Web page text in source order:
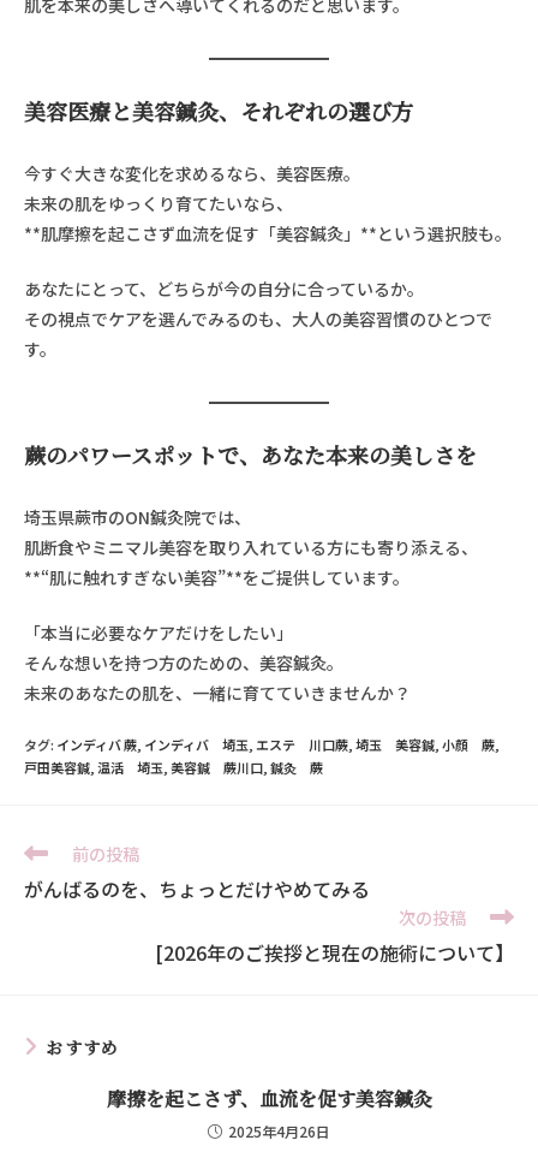
肌を本来の美しさへ導いてくれるのだと思います。
美容医療と美容鍼灸、それぞれの選び方
今すぐ大きな変化を求めるなら、美容医療。
未来の肌をゆっくり育てたいなら、
**肌摩擦を起こさず血流を促す「美容鍼灸」**という選択肢も。
あなたにとって、どちらが今の自分に合っているか。
その視点でケアを選んでみるのも、大人の美容習慣のひとつで
す。
蕨のパワースポットで、あなた本来の美しさを
埼玉県蕨市のON鍼灸院では、
肌断食やミニマル美容を取り入れている方にも寄り添える、
**“肌に触れすぎない美容”**をご提供しています。
「本当に必要なケアだけをしたい」
そんな想いを持つ方のための、美容鍼灸。
未来のあなたの肌を、一緒に育てていきませんか？
タグ: インディバ 蕨 インディバ 埼玉 エステ 川口蕨 埼玉 美容鍼 小顔 蕨
戸田美容鍼 温活 埼玉 美容鍼 蕨川口 鍼灸 蕨
前の投稿
がんばるのを、ちょっとだけやめてみる
次の投稿
[2026年のご挨拶と現在の施術について】
おすすめ
摩擦を起こさず、血流を促す美容鍼灸
2025年4月26日